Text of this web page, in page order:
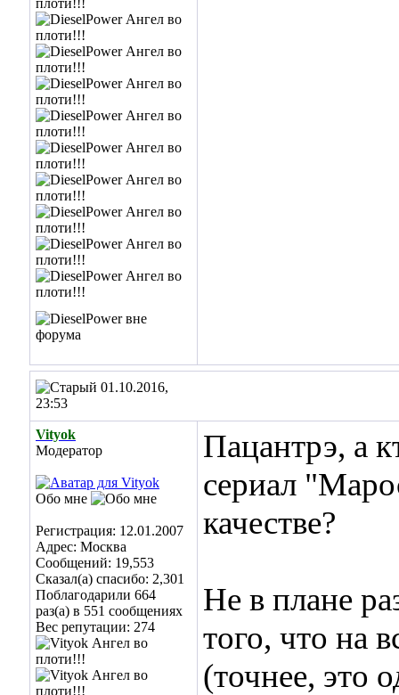
01.10.2016,
23:53
Vityok
Модератор
Обо мне
Регистрация: 12.01.2007
Адрес: Москва
Сообщений: 19,553
Сказал(а) спасибо: 2,301
Поблагодарили 664
раз(а) в 551 сообщениях
Вес репутации: 274
Пацантрэ, а
сериал
качестве?
Не в плане
того, что на
(точнее, это